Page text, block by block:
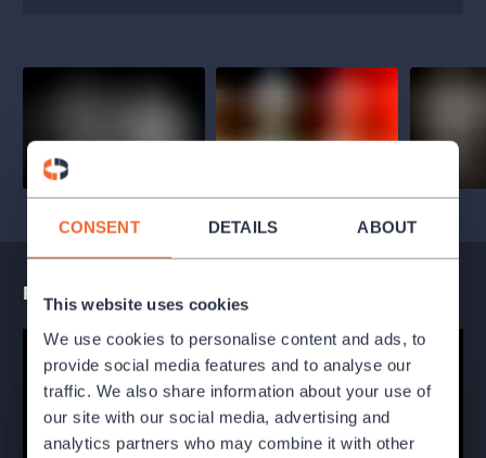
CONSENT DETAILS ABOUT
This website uses cookies
We use cookies to personalise content and ads, to
provide social media features and to analyse our
traffic. We also share information about your use of
our site with our social media, advertising and
analytics partners who may combine it with other
Performance teaser